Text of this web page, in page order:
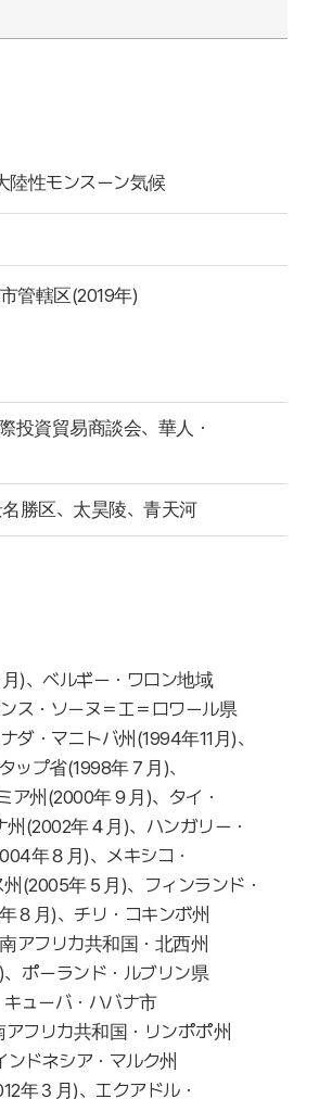
陸性モンスーン気候
管轄区(2019年)
投資貿易商談会、華人・
勝区、太昊陵、青天河
)、ベルギー・ワロン地域
ス・ソーヌ＝エ＝ロワール県
・マニトバ州(1994年11月)、
ップ省(1998年７月)、
ア州(2000年９月)、タイ・
(2002年４月)、ハンガリー・
年８月)、メキシコ・
(2005年５月)、フィンランド・
８月)、チリ・コキンボ州
アフリカ共和国・北西州
ポーランド・ルブリン県
ューバ・ハバナ市
フリカ共和国・リンポポ州
ドネシア・マルク州
年３月)、エクアドル・